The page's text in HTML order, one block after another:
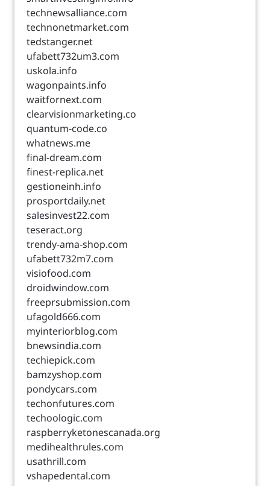
technewsalliance.com
technonetmarket.com
tedstanger.net
ufabett732um3.com
uskola.info
wagonpaints.info
waitfornext.com
clearvisionmarketing.co
quantum-code.co
whatnews.me
final-dream.com
finest-replica.net
gestioneinh.info
prosportdaily.net
salesinvest22.com
teseract.org
trendy-ama-shop.com
ufabett732m7.com
visiofood.com
droidwindow.com
freeprsubmission.com
ufagold666.com
myinteriorblog.com
bnewsindia.com
techiepick.com
bamzyshop.com
pondycars.com
techonfutures.com
techoologic.com
raspberryketonescanada.org
medihealthrules.com
usathrill.com
vshapedental.com